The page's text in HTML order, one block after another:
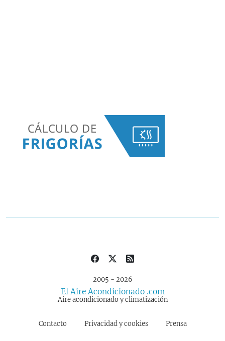
2005 - 2026
El Aire Acondicionado .com
Aire acondicionado y climatización
Contacto Privacidad y cookies Prensa